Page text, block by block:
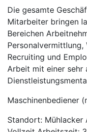
Die gesamte
Mitarbeiter bringen
Bereichen
Recruiting und
Arbeit mit einer sehr
Maschinenbediener
Standort: Mühlacker